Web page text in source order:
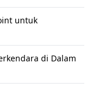
untuk
di Dalam